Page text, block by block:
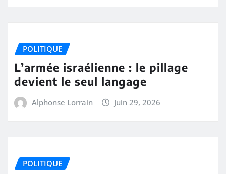
POLITIQUE
L’armée israélienne : le pillage
devient le seul langage
Alphonse Lorrain Juin 29, 2026
POLITIQUE